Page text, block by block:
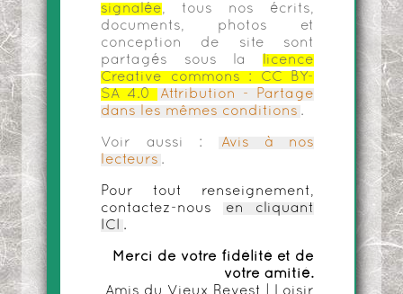
signalée, tous nos écrits,
documents, photos et
conception de site sont
partagés sous la
licence
Creative commons :
CC BY-
SA 4.0
Attribution - Partage
dans les mêmes conditions .
Voir aussi :
Avis à nos
lecteurs .
Pour tout renseignement,
contactez-nous
en cliquant
ICI
.
Merci de votre fidélité et de
votre amitié.
Amis du Vieux Revest | Loisir